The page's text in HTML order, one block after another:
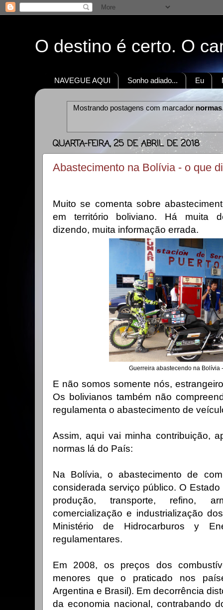
O destino é certo. O
NAVEGUE AQUI Sonho adiado... Eu
Mostrando postagens com marcador normas
QUARTA-FEIRA, 25 DE ABRIL DE 2018
Abastecimento na Bolívia - o que
Muito se comenta sobre
em território boliviano. Há muita
dizendo, muita informação errada.
Guerreira abastecendo na Bolívia
E não somos somente nós,
Os bolivianos também não
regulamenta o abastecimento de
Assim, aqui vai minha contribuição,
normas lá do País:
Na Bolívia, o abastecimento de
considerada serviço público. O
produção, transporte, refino,
comercialização e industrialização
Ministério de Hidrocarburos y
regulamentares.
Em 2008, os preços dos
menores que o praticado nos
Argentina e Brasil). Em decorrência
da economia nacional, contrabando